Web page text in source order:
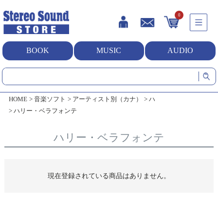
0
BOOK MUSIC AUDIO
HOME 音楽ソフト アーティスト別（カナ）
ハ
ハリー・ベラフォンテ
ハリー・ベラフォンテ
現在登録されている商品はありません。